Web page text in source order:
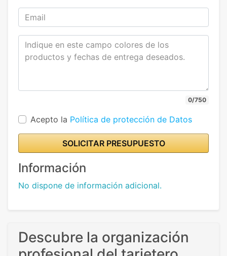
0/750
Acepto la Política de protección de Datos
SOLICITAR PRESUPUESTO
Información
No dispone de información adicional.
Descubre la organización